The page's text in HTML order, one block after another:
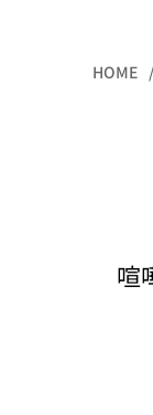
HOME
喧